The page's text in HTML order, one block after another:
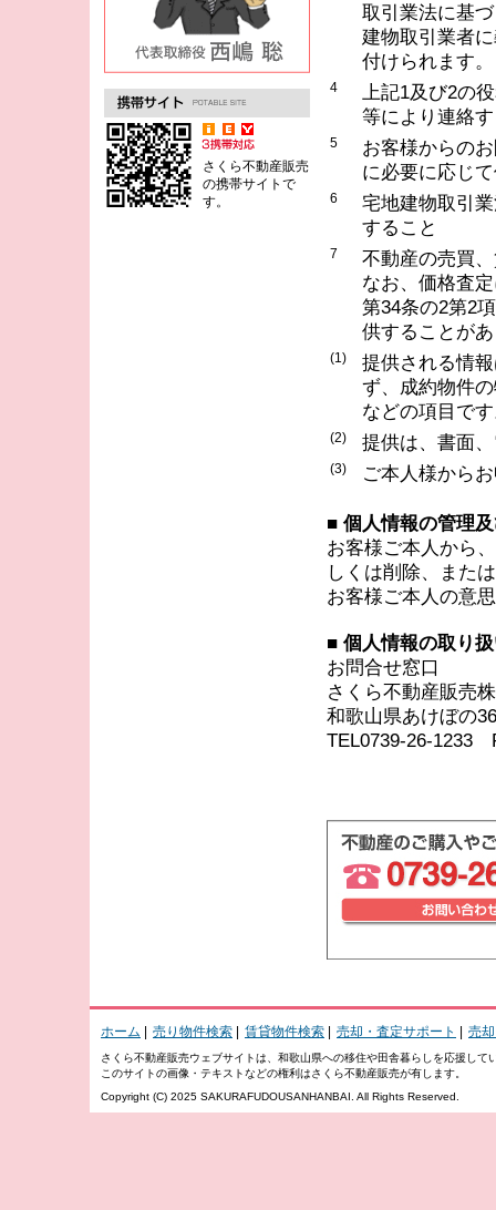
さくら不動産販売
の携帯サイトで
す。
取引業法に基
建物取引業者
付けられます。
4
上記1及び2の
等により連絡
5
お客様からの
に必要に応じ
6
宅地建物取引
すること
7
不動産の売買
なお、価格査
第34条の2第2
供することが
(1)
提供される情
ず、成約物件
などの項目で
(2) 提供は、書面
(3) ご本人様から
■ 個人情報の管理
お客様ご本人から
しくは削除、また
お客様ご本人の意
■ 個人情報の取り
お問合せ窓口
さくら不動産販売
和歌山県あけぼの
TEL0739-26-1233
ホーム 売り物件検索 賃貸物件検索 売却・査定サポート 売
さくら不動産販売ウェブサイトは、和歌山県への移住や田舎暮らしを応援して
このサイトの画像・テキストなどの権利はさくら不動産販売が有します。
Copyright (C) 2025 SAKURAFUDOUSANHANBAI. All Rights Reserved.